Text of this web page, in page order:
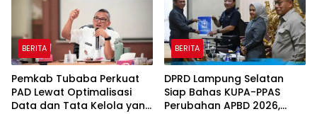
BERITA
Pemkab Tubaba Perkuat
PAD Lewat Optimalisasi
Data dan Tata Kelola yang
BERITA
DPRD Lampung Selatan
Siap Bahas KUPA-PPAS
Perubahan APBD 2026,